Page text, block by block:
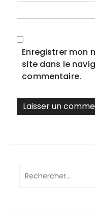
Enregistrer mon
site dans le
commentaire.